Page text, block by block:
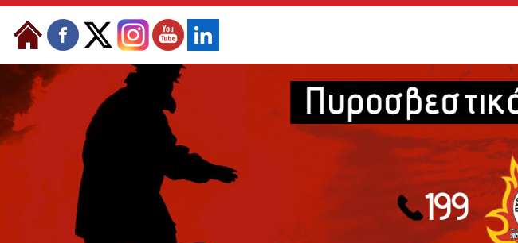
Μετάβαση στο περιεχόμενο